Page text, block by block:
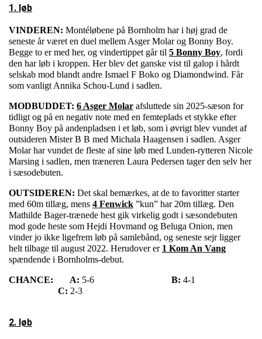
1. løb
VINDEREN: Montéløbene på Bornholm har i høj grad de
seneste år været en duel mellem Asger Molar og Bonny Boy.
Begge to er med her, og vindertippet går til 5 Bonny Boy, fordi
den har løb i kroppen. Her blev det ganske vist til galop i hårdt
selskab mod blandt andre Ismael F Boko og Diamondwind. Får
som vanligt Annika Schou-Lund i sadlen.
MODBUDDET: 6 Asger Molar afsluttede sin 2025-sæson for
tidligt og på en negativ note med en femteplads et stykke efter
Bonny Boy på andenpladsen i et løb, som i øvrigt blev vundet af
outsideren Mister B B med Michala Haagensen i sadlen. Asger
Molar har vundet de fleste af sine løb med Lunden-rytteren Nicole
Marsing i sadlen, men træneren Laura Pedersen tager den selv her
i sæsodebuten.
OUTSIDEREN: Det skal bemærkes, at de to favoritter starter
med 60m tillæg, mens 4 Fenwick ”kun” har 20m tillæg. Den
Mathilde Bager-trænede hest gik virkelig godt i sæsondebuten
mod gode heste som Hejdi Hovmand og Beluga Onion, men
vinder jo ikke ligefrem løb på samlebånd, og seneste sejr ligger
helt tilbage til august 2022. Herudover er 1 Kom An Vang
spændende i Bornholms-debut.
CHANCE: A: 5-6 B: 4-1
C: 2-3
2. løb